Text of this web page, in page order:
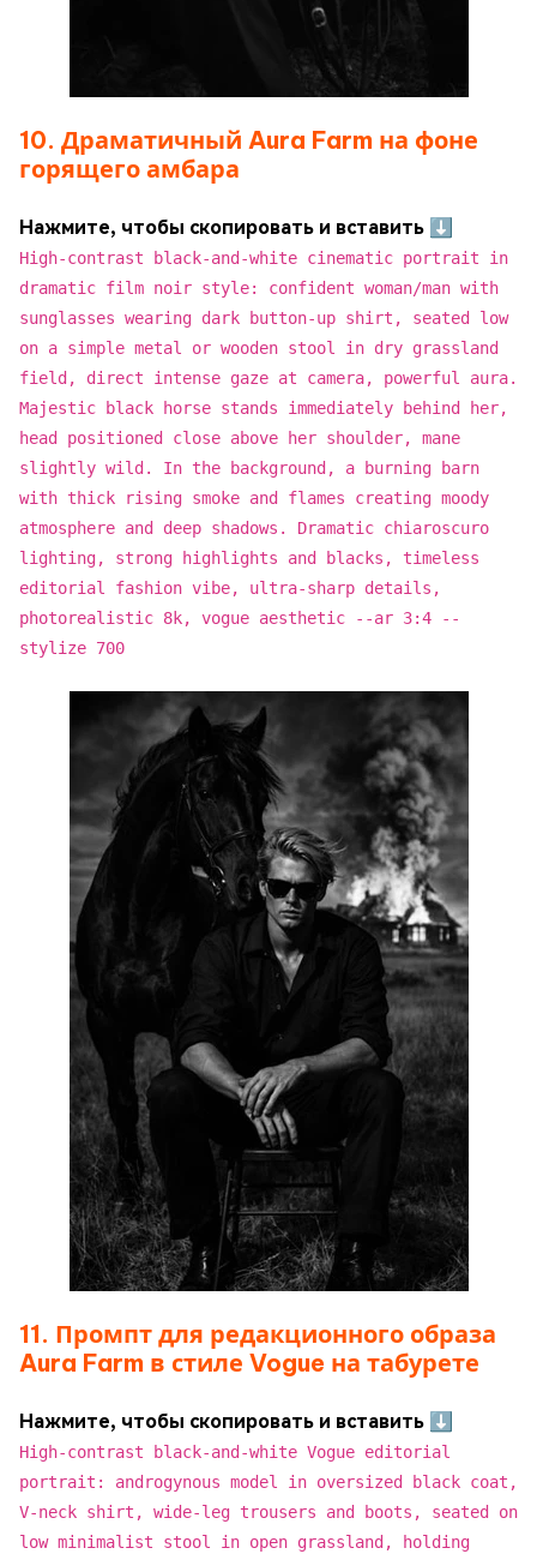
10. Драматичный Aura Farm на фоне
горящего амбара
Нажмите, чтобы скопировать и вставить ⬇
High-contrast black-and-white cinematic portrait in
dramatic film noir style: confident woman/man with
sunglasses wearing dark button-up shirt, seated low
on a simple metal or wooden stool in dry grassland
field, direct intense gaze at camera, powerful aura.
Majestic black horse stands immediately behind her,
head positioned close above her shoulder, mane
slightly wild. In the background, a burning barn
with thick rising smoke and flames creating moody
atmosphere and deep shadows. Dramatic chiaroscuro
lighting, strong highlights and blacks, timeless
editorial fashion vibe, ultra-sharp details,
photorealistic 8k, vogue aesthetic --ar 3:4 --
stylize 700
11. Промпт для редакционного образа
Aura Farm в стиле Vogue на табурете
Нажмите, чтобы скопировать и вставить ⬇
High-contrast black-and-white Vogue editorial
portrait: androgynous model in oversized black coat,
V-neck shirt, wide-leg trousers and boots, seated on
low minimalist stool in open grassland, holding